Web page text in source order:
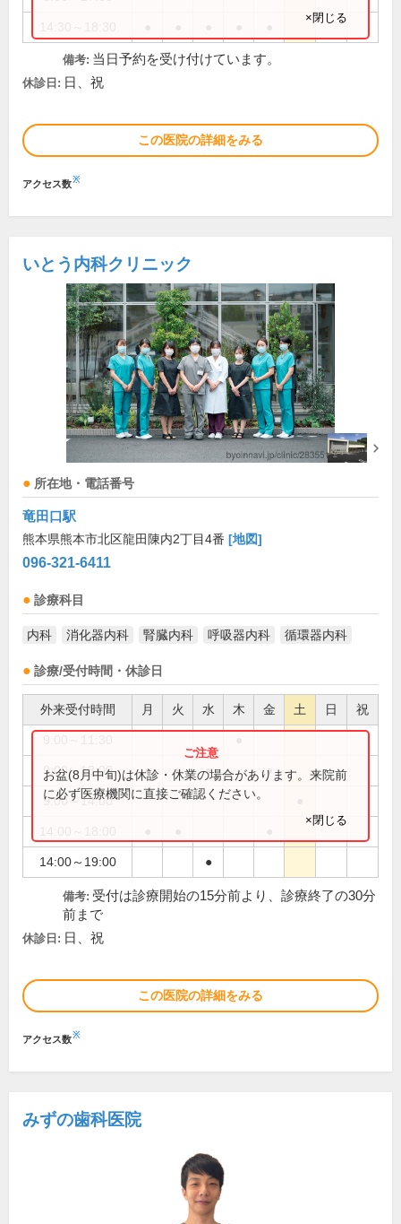
×閉じる
備考: 当日予約を受け付けています。
休診日: 日、祝
この医院の詳細をみる
アクセス数※
いとう内科クリニック
所在地・電話番号
竜田口駅
熊本県熊本市北区龍田陳内2丁目4番 [地図]
096-321-6411
診療科目
内科 消化器内科 腎臓内科 呼吸器内科 循環器内科
診療/受付時間・休診日
外来受付時間 月 火 水 木 金 土 日 祝
9:00～13:00 ● ● ● ●
9:00～14:00
14:00～19:00 ●
お盆(8月中旬)は休診・休業の場合があります。来院前
に必ず医療機関に直接ご確認ください。
×閉じる
備考: 受付は診療開始の15分前より、診療終了の30分
前まで
休診日: 日、祝
この医院の詳細をみる
アクセス数※
みずの歯科医院